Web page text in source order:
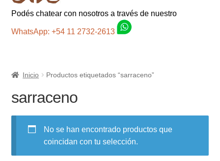
Carro
Fondo AC
Mi cuenta
Noticias
Preguntas Frecuentes
Podés chatear con nosotros a través de nuestro
WhatsApp: +54 11 2732-2613
Inicio Productos etiquetados “sarraceno”
sarraceno
No se han encontrado productos que
coincidan con tu selección.